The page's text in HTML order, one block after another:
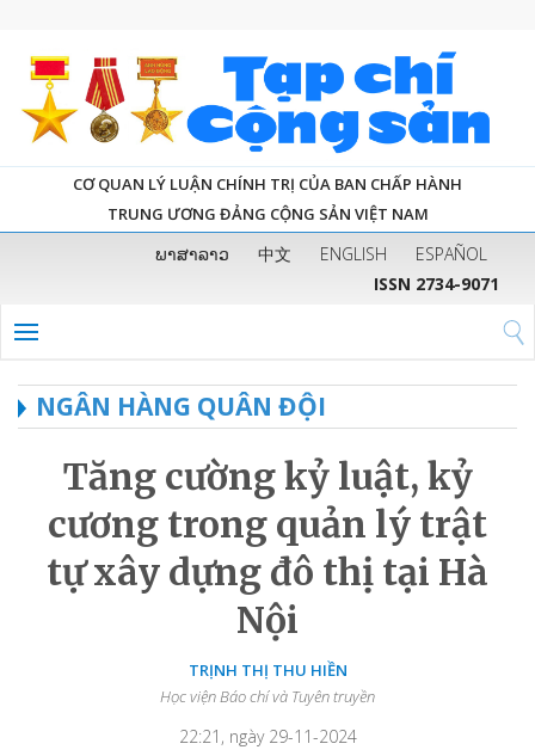
CƠ QUAN LÝ LUẬN CHÍNH TRỊ CỦA BAN CHẤP HÀNH
TRUNG ƯƠNG ĐẢNG CỘNG SẢN VIỆT NAM
ພາສາລາວ 中文 ENGLISH
ESPAÑOL
ISSN 2734-9071
NGÂN HÀNG QUÂN ĐỘI
Tăng cường kỷ luật, kỷ
cương trong quản lý trật
tự xây dựng đô thị tại Hà
Nội
TRỊNH THỊ THU HIỀN
Học viện Báo chí và Tuyên truyền
22:21, ngày 29-11-2024